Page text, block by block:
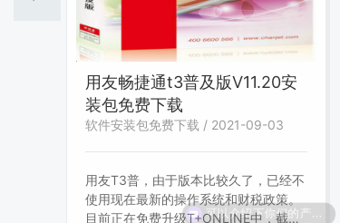
用友畅捷通t3普及版V11.20安
装包免费下载
软件安装包免费下载 / 2021-09-03
用友T3普，由于版本比较久了，已经不
使用现在最新的操作系统和财税政策。
目前正在免费升级T+ONLINE中，截止